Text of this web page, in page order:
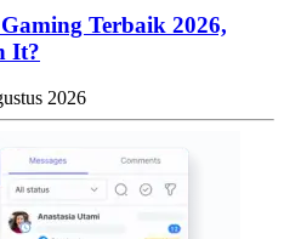
Terbaik 2026,
It?
2026